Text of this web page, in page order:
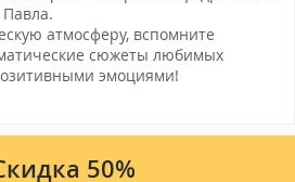
атмосферу, вспомните
сюжеты любимых
эмоциями!
50%